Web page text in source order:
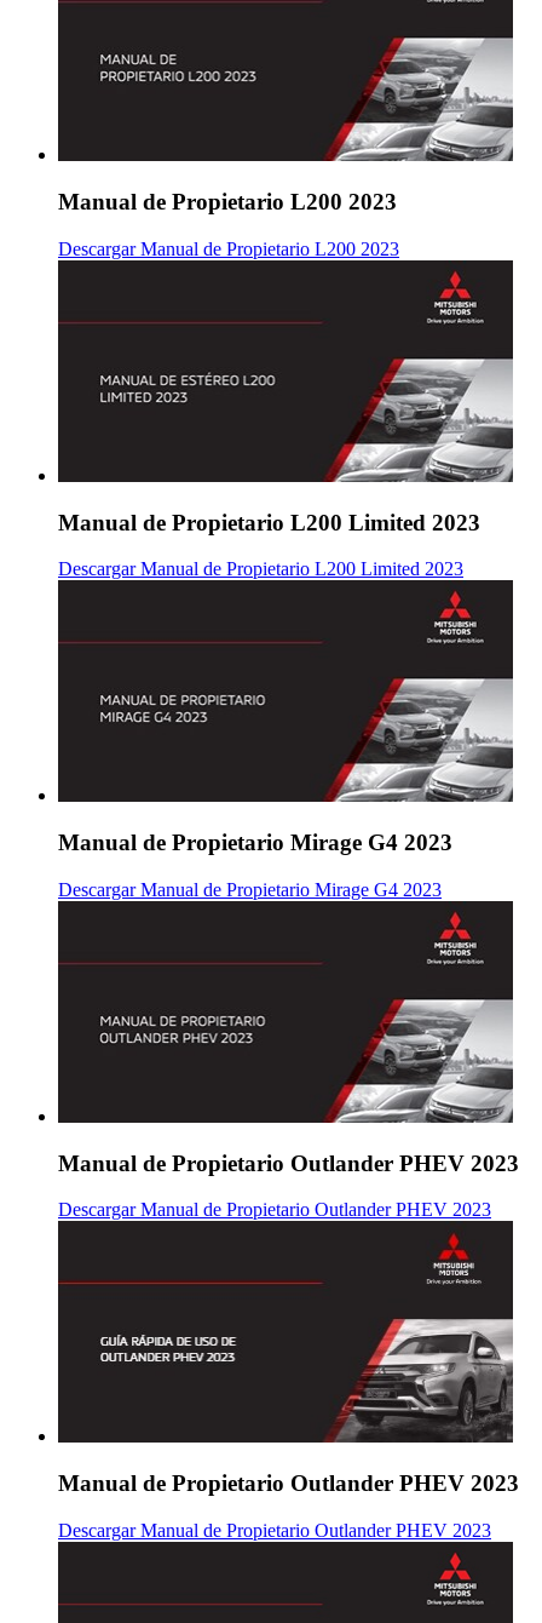
Manual de Propietario L200 2023
Descargar Manual de Propietario L200 2023
Manual de Propietario L200 Limited 2023
Descargar Manual de Propietario L200 Limited 2023
Manual de Propietario Mirage G4 2023
Descargar Manual de Propietario Mirage G4 2023
Manual de Propietario Outlander PHEV 2023
Descargar Manual de Propietario Outlander PHEV 2023
Manual de Propietario Outlander PHEV 2023
Descargar Manual de Propietario Outlander PHEV 2023